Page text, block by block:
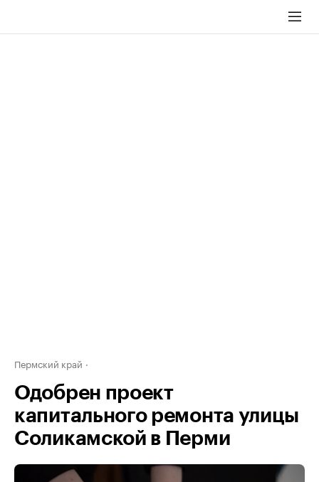
Пермский край
Одобрен проект
капитального ремонта улицы
Соликамской в Перми